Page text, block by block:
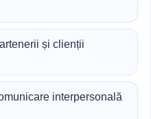
și clienții
interpersonală